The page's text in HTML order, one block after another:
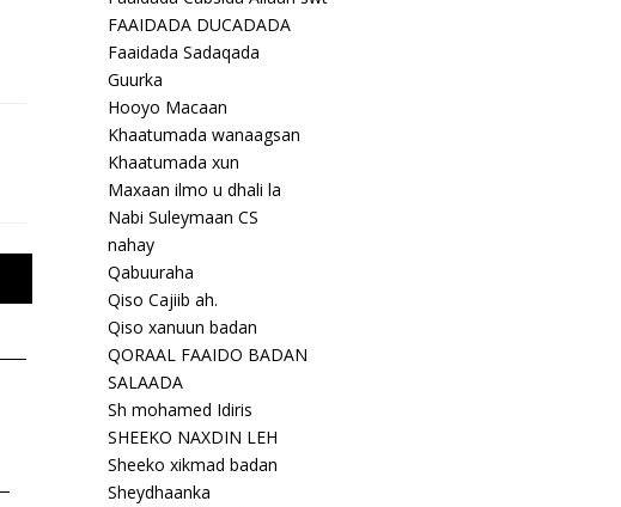
FAAIDADA DUCADADA
Faaidada Sadaqada
Guurka
Hooyo Macaan
Khaatumada wanaagsan
Khaatumada xun
Maxaan ilmo u dhali la
Nabi Suleymaan CS
nahay
Qabuuraha
Qiso Cajiib ah.
Qiso xanuun badan
QORAAL FAAIDO BADAN
SALAADA
Sh mohamed Idiris
SHEEKO NAXDIN LEH
Sheeko xikmad badan
Sheydhaanka